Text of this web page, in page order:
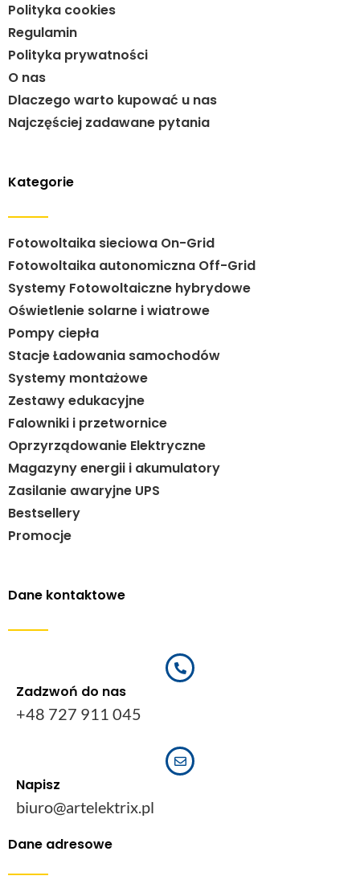
Polityka cookies
Regulamin
Polityka prywatności
O nas
Dlaczego warto kupować u nas
Najczęściej zadawane pytania
Kategorie
Fotowoltaika sieciowa On-Grid
Fotowoltaika autonomiczna Off-Grid
Systemy Fotowoltaiczne hybrydowe
Oświetlenie solarne i wiatrowe
Pompy ciepła
Stacje Ładowania samochodów
Systemy montażowe
Zestawy edukacyjne
Falowniki i przetwornice
Oprzyrządowanie Elektryczne
Magazyny energii i akumulatory
Zasilanie awaryjne UPS
Bestsellery
Promocje
Dane kontaktowe
Zadzwoń do nas
+48 727 911 045
Napisz
biuro@artelektrix.pl
Dane adresowe